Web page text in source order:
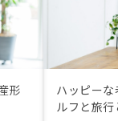
形
ハッピー
ルフと旅